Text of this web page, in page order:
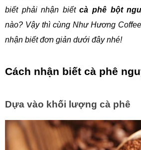
biết phải nhận biết cà phê bột
nào? Vậy thì cùng Như Hương
nhận biết đơn giản dưới đây nhé!
Cách nhận biết cà phê
Dựa vào khối lượng cà phê